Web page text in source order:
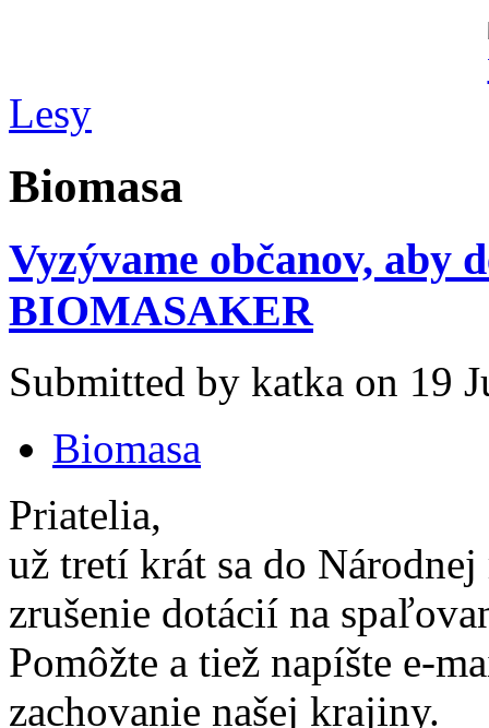
Lesy
Biomasa
Vyzývame občanov, aby
BIOMASAKER
Submitted by katka on 19
Biomasa
Priatelia,
už tretí krát sa do
zrušenie dotácií na
Pomôžte a tiež napíšte e-
zachovanie našej krajiny.